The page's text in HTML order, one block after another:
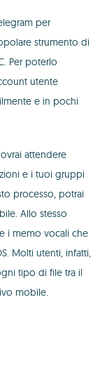
per
strumento di
Per poterlo
utente
e in pochi
attendere
e i tuoi gruppi
processo, potrai
Allo stesso
i memo vocali che
Molti utenti, infatti,
tipo di file tra il
mobile.